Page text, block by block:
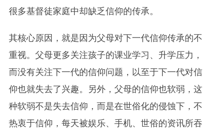
很多基督徒家庭中却缺乏信仰的传承。
其核心原因，就是因为父母对下一代信仰传承的不
重视。父母更多关注孩子的课业学习、升学压力，
而没有关注下一代的信仰问题，以至于下一代对信
仰也就失去了兴趣。另外，父母的信仰也软弱，这
种软弱不是失去信仰，而是在世俗化的侵蚀下，不
热衷于信仰，每天被娱乐、手机、世俗的资讯所吞